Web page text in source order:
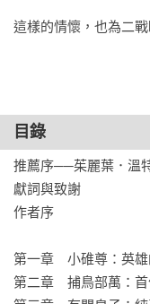
這樣的情懷，也為二
滿傳奇色彩的神風特
局，卻仍然為了國家
日本「悲劇英雄」的生
「忠心投效於無望的戰
卻遭遇慘烈的失敗，並
在三島由紀夫切腹後
參考著作。莫里斯以
目錄
推薦序──茱麗葉．溫
獻詞與致謝
作者序
第一章　小碓尊：英
第二章　捕鳥部萬：